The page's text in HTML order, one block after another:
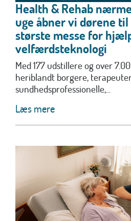
Health & Rehab
uge åbner vi dørene
største messe for
velfærdsteknologi
Med 177 udstillere og over
heriblandt borgere,
sundhedsprofessionelle,...
Læs mere